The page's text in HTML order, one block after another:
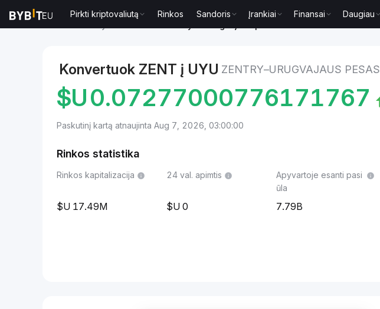
Pirkti kriptovaliutą Rinkos Sandoris Įrankiai Finansai Daugiau
Konvertuok ZENT į UYU ZENTRY–URUGVAJAUS PESAS
$U0.07277000776171767
Paskutinį kartą atnaujinta Aug 7, 2026, 03:00:00
Rinkos statistika
Rinkos kapitalizacija
17.49M
24 val. apimtis
0
Apyvartoje esanti pasi
ūla
7.79B